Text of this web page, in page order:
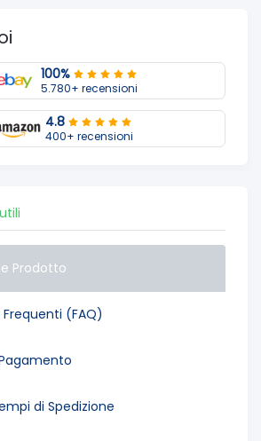
100%
5.780+ recensioni
4.8
400+ recensioni
Prodotto
(FAQ)
di Spedizione